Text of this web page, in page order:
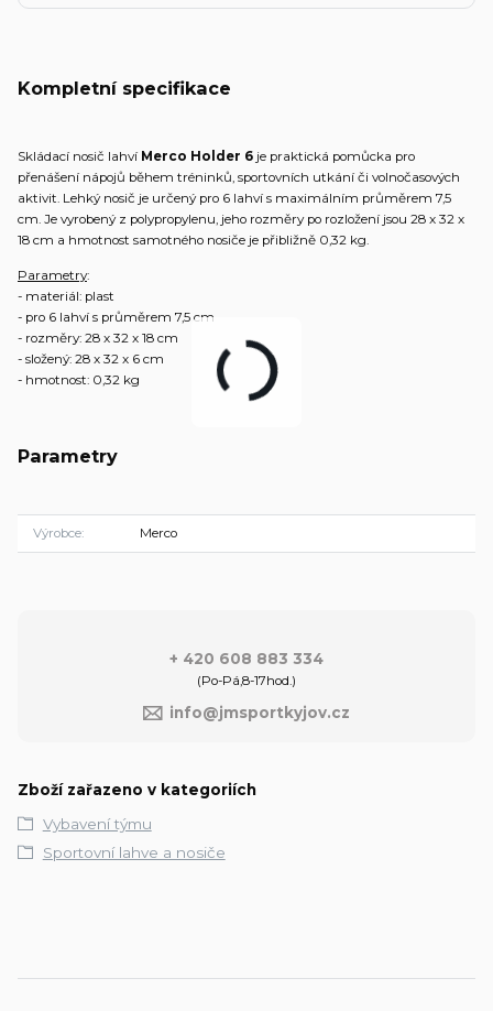
Kompletní specifikace
Skládací nosič lahví Merco Holder 6 je praktická pomůcka pro
přenášení nápojů během tréninků, sportovních utkání či volnočasových
aktivit. Lehký nosič je určený pro 6 lahví s maximálním průměrem 7,5
cm. Je vyrobený z polypropylenu, jeho rozměry po rozložení jsou 28 x 32 x
18 cm a hmotnost samotného nosiče je přibližně 0,32 kg.
Parametry:
- materiál: plast
- pro 6 lahví s průměrem 7,5 cm
- rozměry: 28 x 32 x 18 cm
- složený: 28 x 32 x 6 cm
- hmotnost: 0,32 kg
Parametry
Výrobce Merco
+ 420 608 883 334
(Po-Pá,8-17hod.)
info@jmsportkyjov.cz
Zboží zařazeno v kategoriích
Vybavení týmu
Sportovní lahve a nosiče